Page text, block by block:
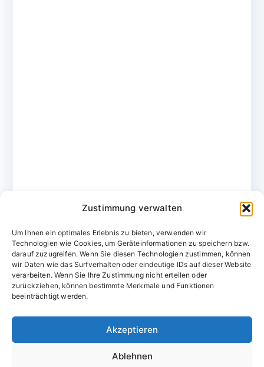
Zustimmung verwalten
Um Ihnen ein optimales Erlebnis zu bieten, verwenden wir
Technologien wie Cookies, um Geräteinformationen zu speichern bzw.
darauf zuzugreifen. Wenn Sie diesen Technologien zustimmen, können
wir Daten wie das Surfverhalten oder eindeutige IDs auf dieser Website
verarbeiten. Wenn Sie Ihre Zustimmung nicht erteilen oder
zurückziehen, können bestimmte Merkmale und Funktionen
beeinträchtigt werden.
Akzeptieren
Ablehnen
Domainvergabestelle.de